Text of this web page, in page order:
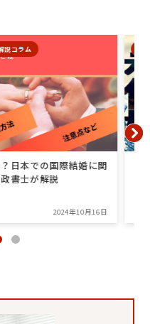
の国際結婚に関
解説
2024年10月16日
配偶者ビザ
配偶者ビ